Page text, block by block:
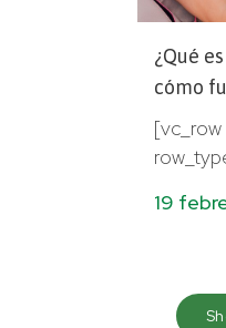
¿Qué
cómo
[vc_row
19